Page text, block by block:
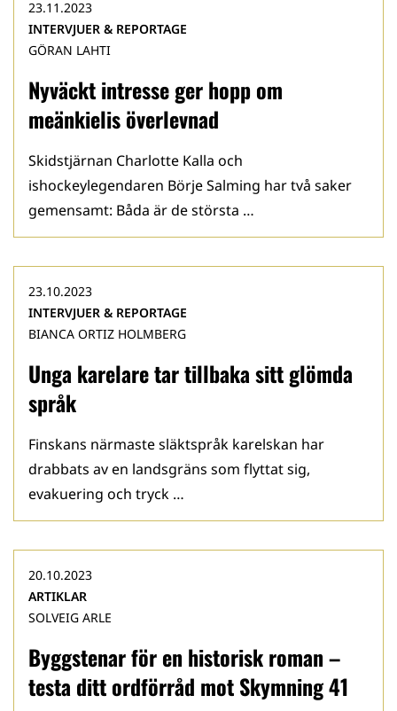
Nyväckt intresse ger hopp om
meänkielis överlevnad
23.11.2023
INTERVJUER & REPORTAGE
GÖRAN LAHTI
Skidstjärnan Charlotte Kalla och
ishockeylegendaren Börje Salming har två saker
gemensamt: Båda är de största …
Unga karelare tar tillbaka sitt glömda
språk
23.10.2023
INTERVJUER & REPORTAGE
BIANCA ORTIZ HOLMBERG
Finskans närmaste släktspråk karelskan har
drabbats av en landsgräns som flyttat sig,
evakuering och tryck …
Byggstenar för en historisk roman –
testa ditt ordförråd mot Skymning 41
20.10.2023
ARTIKLAR
SOLVEIG ARLE